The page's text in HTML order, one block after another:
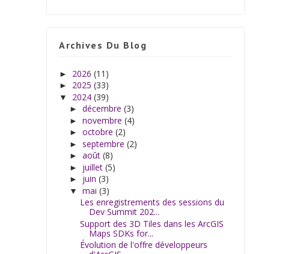
Archives Du Blog
► 2026 (11)
► 2025 (33)
▼ 2024 (39)
► décembre (3)
► novembre (4)
► octobre (2)
► septembre (2)
► août (8)
► juillet (5)
► juin (3)
▼ mai (3)
Les enregistrements des sessions du
Dev Summit 202...
Support des 3D Tiles dans les ArcGIS
Maps SDKs for...
Évolution de l'offre développeurs